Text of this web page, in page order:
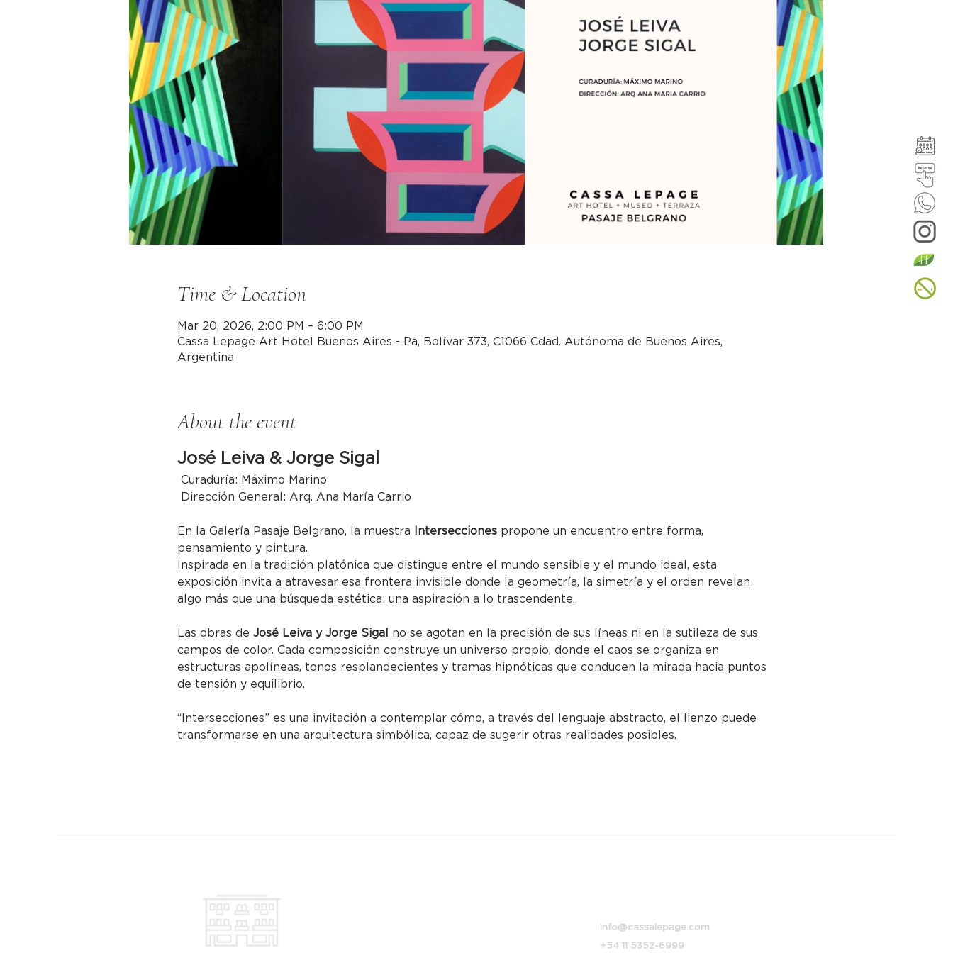
Time & Location
Mar 20, 2026, 2:00 PM – 6:00 PM
Cassa Lepage Art Hotel Buenos Aires - Pa, Bolívar 373, C1066 Cdad. Autónoma de Buenos Aires,
Argentina
About the event
José Leiva & Jorge Sigal
Curaduría: Máximo Marino
Dirección General: Arq. Ana María Carrio
En la Galería Pasaje Belgrano, la muestra Intersecciones propone un encuentro entre forma,
pensamiento y pintura.
Inspirada en la tradición platónica que distingue entre el mundo sensible y el mundo ideal, esta
exposición invita a atravesar esa frontera invisible donde la geometría, la simetría y el orden revelan
algo más que una búsqueda estética: una aspiración a lo trascendente.
Las obras de José Leiva y Jorge Sigal
no se agotan en la precisión de sus líneas ni en la sutileza de sus
campos de color. Cada composición construye un universo propio, donde el caos se organiza en
estructuras apolíneas, tonos resplandecientes y tramas hipnóticas que conducen la mirada hacia puntos
de tensión y equilibrio.
“Intersecciones” es una invitación a contemplar cómo, a través del lenguaje abstracto, el lienzo puede
transformarse en una arquitectura simbólica, capaz de sugerir otras realidades posibles.
info@cassalepage.com
+54 11 5352-6999